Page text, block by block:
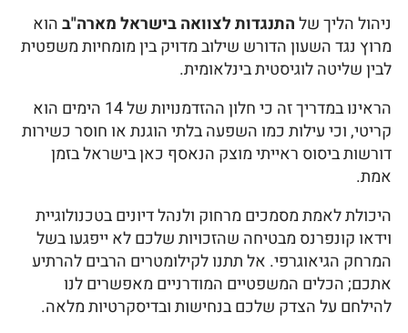
ניהול הליך שלהתנגדות לצוואה בישראל מארה"בהוא
מרוץ נגד השעון הדורש שילוב מדויק בין מומחיות משפטית
לבין שליטה לוגיסטית בינלאומית.
הראינו במדריך זה כי חלון ההזדמנויות של 14 הימים הוא
קריטי, וכי עילות כמו השפעה בלתי הוגנת או חוסר כשירות
דורשות ביסוס ראייתי מוצק הנאסף כאן בישראל בזמן
אמת.
היכולת לאמת מסמכים מרחוק ולנהל דיונים בטכנולוגיית
וידאו קונפרנס מבטיחה שהזכויות שלכם לא ייפגעו בשל
המרחק הגיאוגרפי. אל תתנו לקילומטרים הרבים להרתיע
אתכם; הכלים המשפטיים המודרניים מאפשרים לנו
להילחם על הצדק שלכם בנחישות ובדיסקרטיות מלאה.